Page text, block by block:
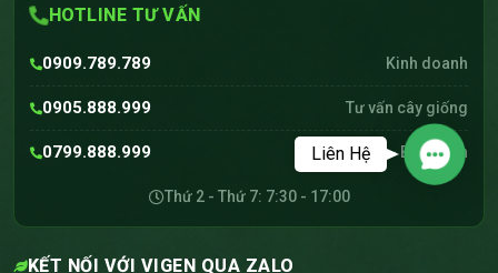
HOTLINE TƯ VẤN
0909.789.789 Kinh doanh
0905.888.999 Tư vấn cây giống
0799.888.999 Kỹ thuật - Bảo hành
Thứ 2 - Thứ 7: 7:30 - 17:00
KẾT NỐI VỚI VIGEN QUA ZALO
Liên Hệ